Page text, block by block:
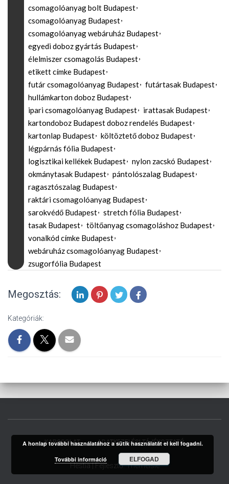
csomagolóanyag bolt Budapest
csomagolóanyag Budapest
csomagolóanyag webáruház Budapest
egyedi doboz gyártás Budapest
élelmiszer csomagolás Budapest
etikett címke Budapest
futár csomagolóanyag Budapest
futártasak Budapest
hullámkarton doboz Budapest
ipari csomagolóanyag Budapest
irattasak Budapest
kartondoboz Budapest doboz rendelés Budapest
kartonlap Budapest
költöztető doboz Budapest
légpárnás fólia Budapest
logisztikai kellékek Budapest
nylon zacskó Budapest
okmánytasak Budapest
pántolószalag Budapest
ragasztószalag Budapest
raktári csomagolóanyag Budapest
sarokvédő Budapest
stretch fólia Budapest
tasak Budapest
töltőanyag csomagoláshoz Budapest
vonalkód címke Budapest
webáruház csomagolóanyag Budapest
zsugorfólia Budapest
Megosztás:
Kategóriák:
KAPCSOLAT ADATKEZELÉSI TÁJÉKOZTATÓ
Hestia | Fejlesztő:ThemeIsle
A honlap további használatához a sütik használatát el kell fogadni.
További információ ELFOGAD